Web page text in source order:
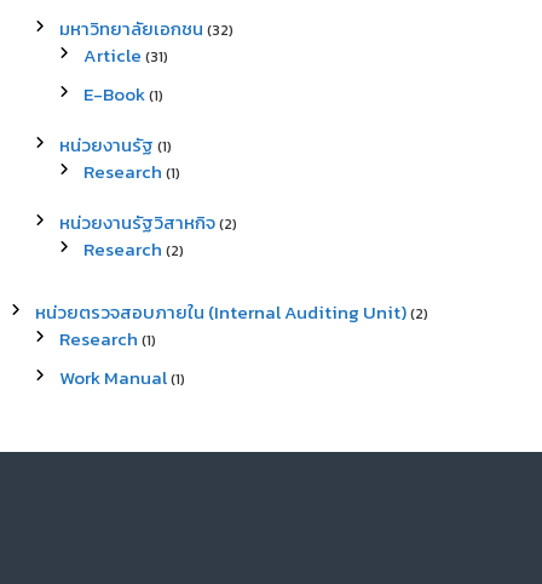
มหาวิทยาลัยเอกชน (32)
Article (31)
E-Book(1)
หน่วยงานรัฐ (1)
Research (1)
หน่วยงานรัฐวิสาหกิจ(2)
Research (2)
หน่วยตรวจสอบภายใน (Internal Auditing Unit)(2)
Research (1)
Work Manual(1)